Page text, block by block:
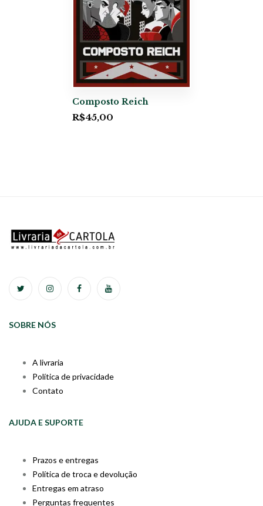
Composto Reich
R$45,00
SOBRE NÓS
A livraria
Política de privacidade
Contato
AJUDA E SUPORTE
Prazos e entregas
Política de troca e devolução
Entregas em atraso
Perguntas frequentes